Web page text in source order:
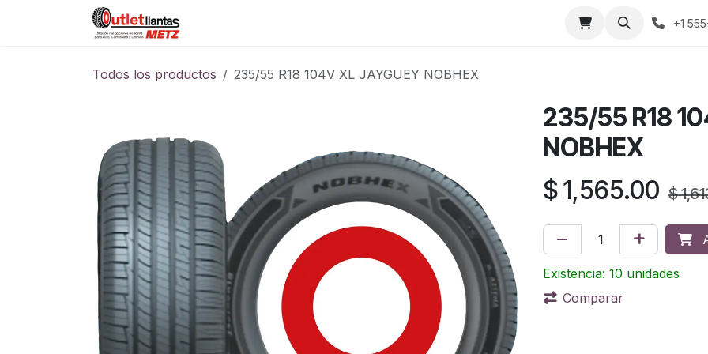
Condiciones de compra +1
Todos los productos 235/55 R18 104V XL JAYGUEY NOBHEX
235/55 R18
NOBHEX
$1,565.00 $
Existencia: 10 unidades
Comparar